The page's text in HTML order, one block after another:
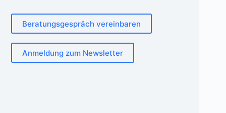
Beratungsgespräch vereinbaren
Anmeldung zum Newsletter